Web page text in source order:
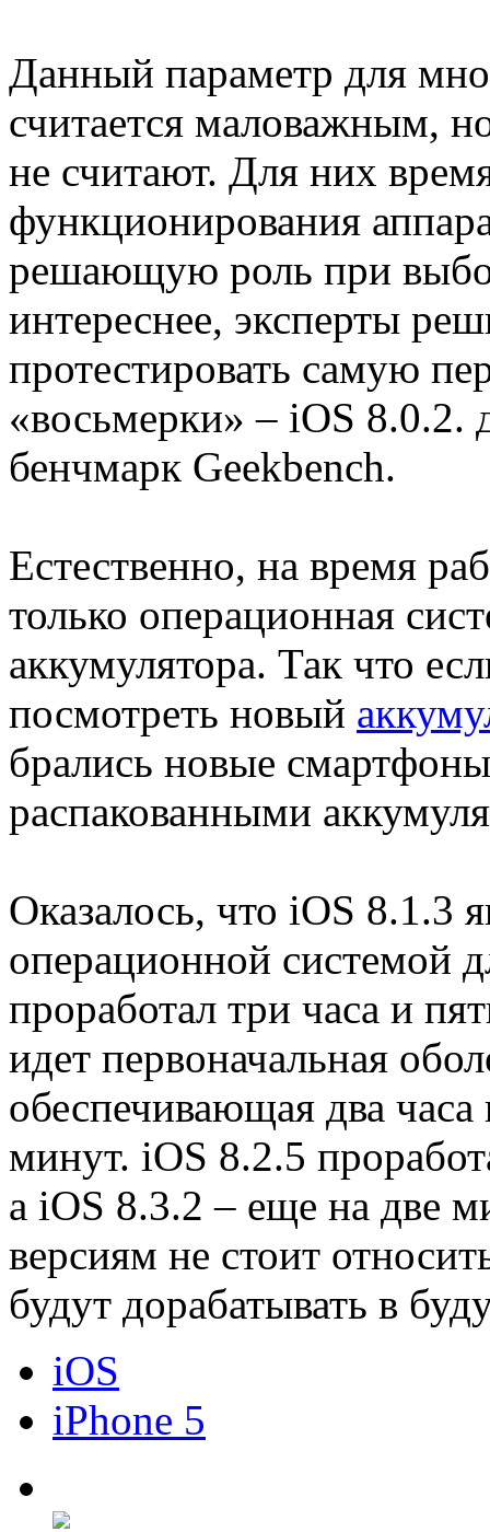
Данный параметр для
считается маловажным,
не считают. Для них
функционирования
решающую роль при
интереснее, эксперты
протестировать самую
«восьмерки» – iOS 8.0.2.
бенчмарк Geekbench.
Естественно, на время
только операционная
аккумулятора. Так что
посмотреть новый
брались новые
распакованными
Оказалось, что iOS 8.1.3
операционной системой
проработал три часа и
идет первоначальная
обеспечивающая два
минут. iOS 8.2.5
а iOS 8.3.2 – еще на две
версиям не стоит
будут дорабатывать в
iOS
iPhone 5